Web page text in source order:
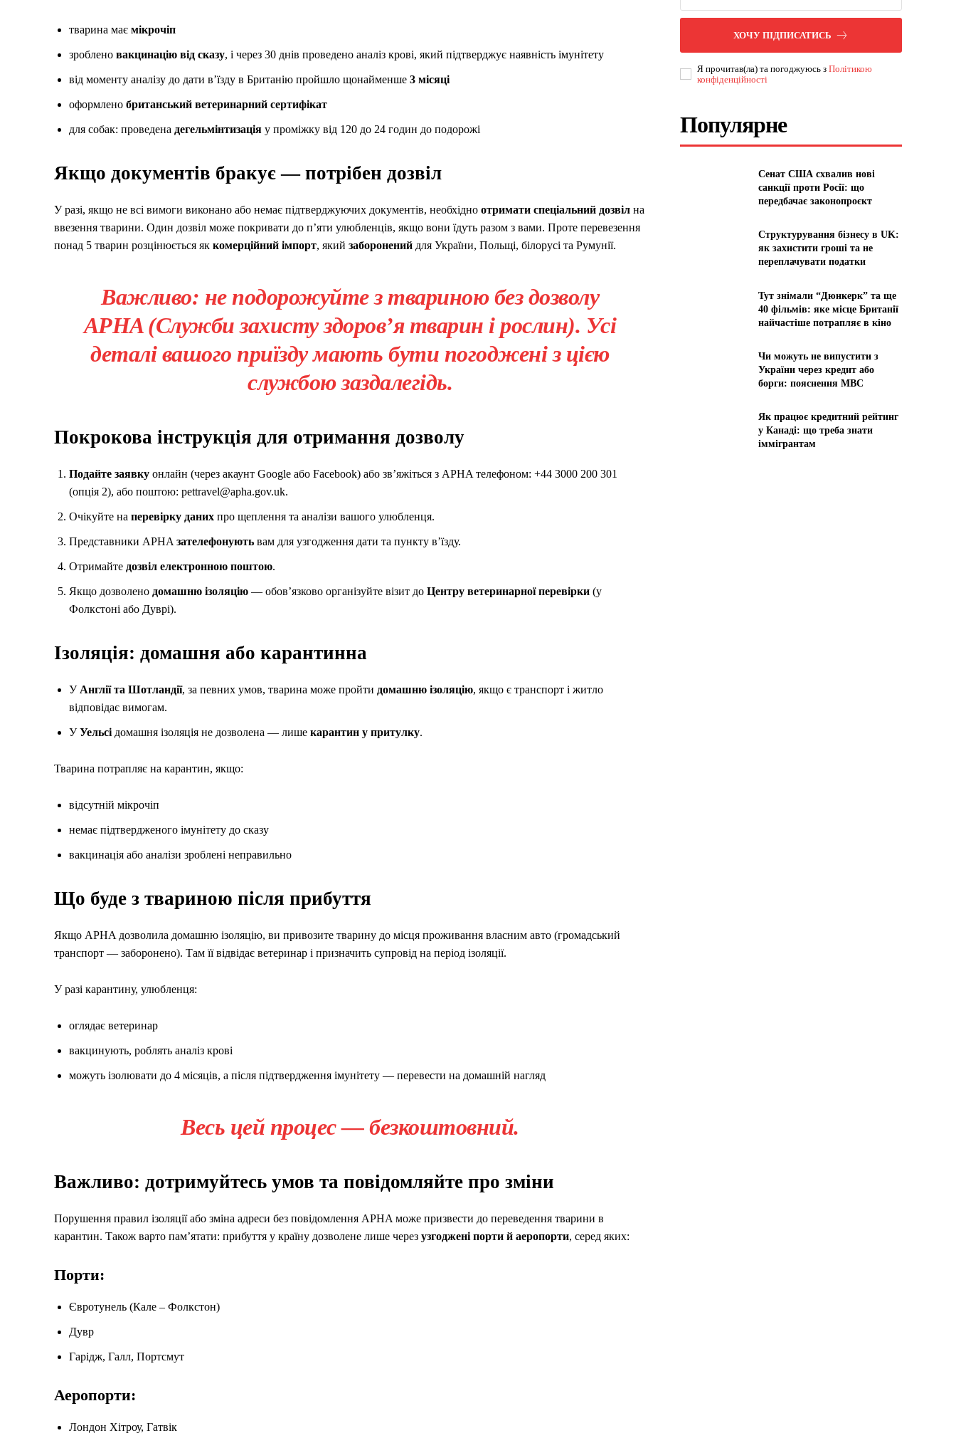
тварина має мікрочіп
зроблено вакцинацію від сказу, і через 30 днів проведено аналіз крові, який підтверджує наявність імунітету
від моменту аналізу до дати в’їзду в Британію пройшло щонайменше 3 місяці
оформлено британський ветеринарний сертифікат
для собак: проведена дегельмінтизація у проміжку від 120 до 24 годин до подорожі
Якщо документів бракує — потрібен дозвіл
У разі, якщо не всі вимоги виконано або немає підтверджуючих документів, необхідно отримати спеціальний дозвіл на
ввезення тварини. Один дозвіл може покривати до п’яти улюбленців, якщо вони їдуть разом з вами. Проте перевезення
понад 5 тварин розцінюється як комерційний імпорт, який заборонений для України, Польщі, білорусі та Румунії.
Важливо: не подорожуйте з твариною без дозволу
APHA (Служби захисту здоров’я тварин і рослин). Усі
деталі вашого приїзду мають бути погоджені з цією
службою заздалегідь.
Покрокова інструкція для отримання дозволу
Подайте заявку онлайн (через акаунт Google або Facebook) або зв’яжіться з APHA телефоном: +44 3000 200 301
(опція 2), або поштою: pettravel@apha.gov.uk.
Очікуйте на перевірку даних про щеплення та аналізи вашого улюбленця.
Представники APHA зателефонують вам для узгодження дати та пункту в’їзду.
Отримайте дозвіл електронною поштою.
Якщо дозволено домашню ізоляцію — обов’язково організуйте візит до Центру ветеринарної перевірки (у
Фолкстоні або Дуврі).
Ізоляція: домашня або карантинна
У Англії та Шотландії, за певних умов, тварина може пройти домашню ізоляцію, якщо є транспорт і житло
відповідає вимогам.
УУельсі домашня ізоляція не дозволена — лише карантин у притулку.
Тварина потрапляє на карантин, якщо:
відсутній мікрочіп
немає підтвердженого імунітету до сказу
вакцинація або аналізи зроблені неправильно
Що буде з твариною після прибуття
Якщо APHA дозволила домашню ізоляцію, ви привозите тварину до місця проживання власним авто (громадський
транспорт — заборонено). Там її відвідає ветеринар і призначить супровід на період ізоляції.
У разі карантину, улюбленця:
оглядає ветеринар
вакцинують, роблять аналіз крові
можуть ізолювати до 4 місяців, а після підтвердження імунітету — перевести на домашній нагляд
Весь цей процес — безкоштовний.
Важливо: дотримуйтесь умов та повідомляйте про зміни
Порушення правил ізоляції або зміна адреси без повідомлення APHA може призвести до переведення тварини в
карантин. Також варто пам’ятати: прибуття у країну дозволене лише через узгоджені порти й аеропорти, серед яких:
Порти:
Євротунель (Кале – Фолкстон)
Дувр
Гарідж, Галл, Портсмут
Аеропорти:
Лондон Хітроу, Гатвік
ХОЧУ ПІДПИСАТИСЬ
Я прочитав(ла) та погоджуюсь зПолітикою
конфіденційності
Популярне
Сенат США схвалив нові
санкції проти Росії: що
передбачає законопроєкт
Структурування бізнесу в UK:
як захистити гроші та не
переплачувати податки
Тут знімали “Дюнкерк” та ще
40 фільмів: яке місце Британії
найчастіше потрапляє в кіно
Чи можуть не випустити з
України через кредит або
борги: пояснення МВС
Як працює кредитний рейтинг
у Канаді: що треба знати
іммігрантам